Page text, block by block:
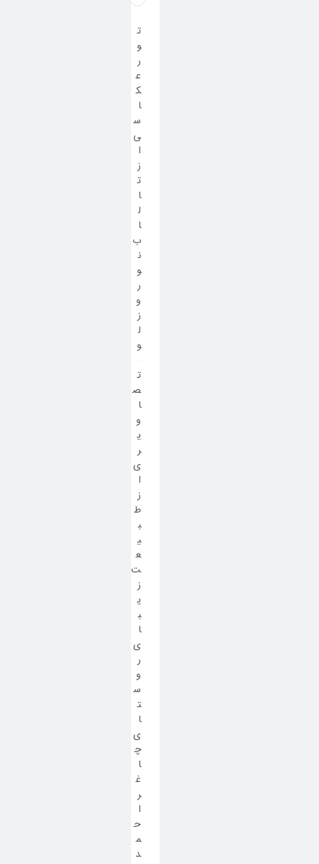
ت
و
ر
ع
ک
ا
س
ی
ا
ز
ت
ا
ل
ا
ب
ن
و
ر
و
ز
ل
و
ت
ص
ا
و
ی
ر
ی
ا
ز
ط
ب
ی
ع
ت
ز
ی
ب
ا
ی
ر
و
س
ت
ا
ی
چ
ا
غ
ر
ا
ح
م
د